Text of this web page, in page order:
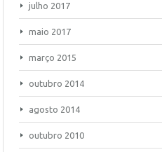
julho 2017
maio 2017
março 2015
outubro 2014
agosto 2014
outubro 2010